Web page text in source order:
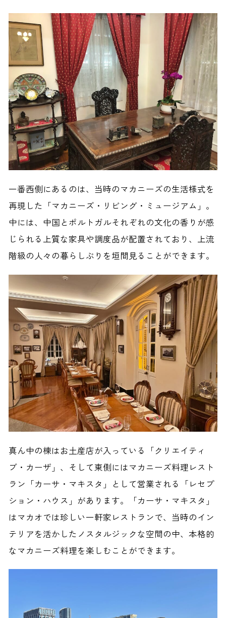
一番西側にあるのは、当時のマカニーズの生活様式を
再現した「マカニーズ・リビング・ミュージアム」。
中には、中国とポルトガルそれぞれの文化の香りが感
じられる上質な家具や調度品が配置されており、上流
階級の人々の暮らしぶりを垣間見ることができます。
真ん中の棟はお土産店が入っている「クリエイティ
ブ・カーザ」、そして東側にはマカニーズ料理レスト
ラン「カーサ・マキスタ」として営業される「レセプ
ション・ハウス」があります。「カーサ・マキスタ」
はマカオでは珍しい一軒家レストランで、当時のイン
テリアを活かしたノスタルジックな空間の中、本格的
なマカニーズ料理を楽しむことができます。